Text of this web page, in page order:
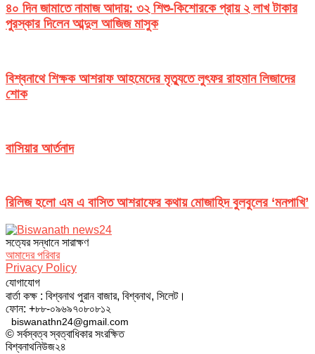
৪০ দিন জামাতে নামাজ আদায়: ৩২ শিশু-কিশোরকে প্রায় ২ লাখ টাকার
পুরস্কার দিলেন আব্দুল আজিজ মাসুক
বিশ্বনাথে শিক্ষক আশরাফ আহমেদের মৃত্যুতে লুৎফর রাহমান লিজাদের
শোক
বাসিয়ার আর্তনাদ
রিলিজ হলো এম এ বাসিত আশরাফের কথায় মোজাহিদ বুলবুলের ‘মনপাখি’
সত‌্যের সন্ধানে সারাক্ষণ
আমাদের পরিবার
Privacy Policy
যোগাযোগ
বার্তা কক্ষ : বিশ্বনাথ পুরান বাজার, বিশ্বনাথ, সিলেট।
ফোন: +৮৮-০৯৬৯৭০৮০৮১২
biswanathn24@gmail.com
© সর্বস্বত্ব স্বত্বাধিকার সংরক্ষিত
বিশ্বনাথনিউজ২৪